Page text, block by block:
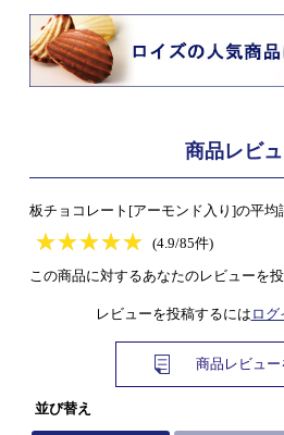
商品レビ
板チョコレート[アーモンド入り]の平均
★★★★★
★★★★★
(4.9/85件)
この商品に対するあなたのレビューを
レビューを投稿するには ログ
商品レビュー
並び替え